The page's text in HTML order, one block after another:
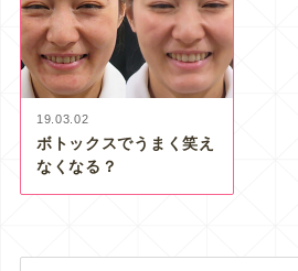
19.03.02
ボトックスでうまく笑え
なくなる？